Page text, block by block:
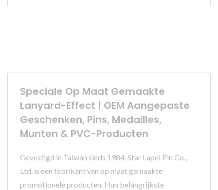
Speciale Op Maat Gemaakte
Lanyard-Effect | OEM Aangepaste
Geschenken, Pins, Medailles,
Munten & PVC-Producten
Gevestigd in Taiwan sinds 1984, Star Lapel Pin Co.,
Ltd. is een fabrikant van op maat gemaakte
promotionele producten. Hun belangrijkste